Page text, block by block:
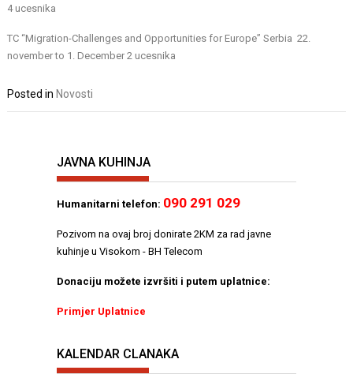
4 ucesnika
TC “Migration-Challenges and Opportunities for Europe” Serbia 22.
november to 1. December 2 ucesnika
Posted in Novosti
JAVNA KUHINJA
Humanitarni telefon: 090 291 029
Pozivom na ovaj broj donirate 2KM za rad javne
kuhinje u Visokom - BH Telecom
Donaciju možete izvršiti i putem uplatnice:
Primjer Uplatnice
KALENDAR CLANAKA